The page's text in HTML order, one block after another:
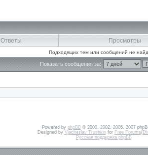
Ответы Просмотры
Подходящих тем или сообщений не
Показать сообщения за:
Powered by phpBB© 2000, 2002, 2005, 2007
Designed by Vjacheslav Trushkinfor Free Forums/
Русская поддержка phpBB